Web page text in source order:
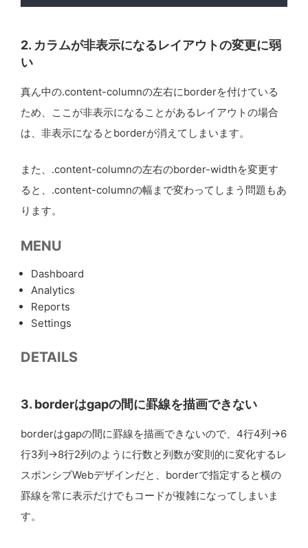
. content-column {
border-top: dashed ded4c9 ;
border-bottom
1px solid # ded4c9;
}
}
}
2. カラムが非表示になるレイアウトの変更に弱
い
真ん中の.content-columnの左右にborderを付けている
ため、ここが非表示になることがあるレイアウトの場合
は、非表示になるとborderが消えてしまいます。
また、.content-columnの左右のborder-widthを変更す
ると、.content-columnの幅まで変わってしまう問題もあ
ります。
MENU
Dashboard
Analytics
Reports
Settings
DETAILS
3. borderはgapの間に罫線を描画できない
borderはgapの間に罫線を描画できないので、4行4列→6
行3列→8行2列のように行数と列数が変則的に変化するレ
スポンシブWebデザインだと、borderで指定すると横の
罫線を常に表示だけでもコードが複雑になってしまいま
す。